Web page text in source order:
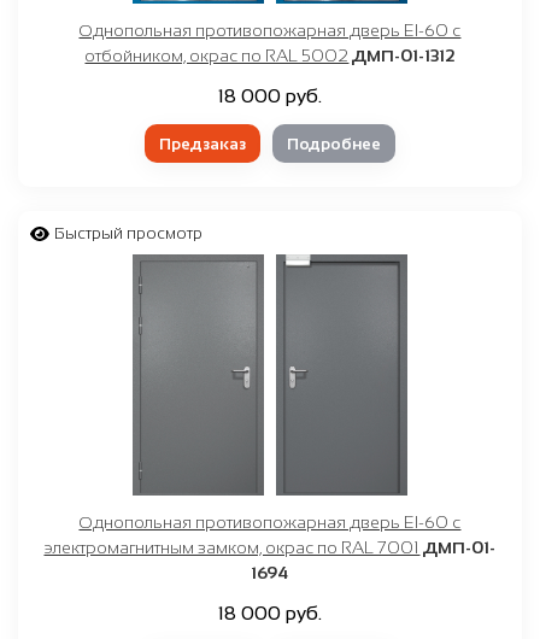
Однопольная противопожарная дверь EI-60 с
отбойником, окрас по RAL 5002 ДМП-01-1312
18 000 руб.
Предзаказ Подробнее
Быстрый просмотр
Однопольная противопожарная дверь EI-60 с
электромагнитным замком, окрас по RAL 7001 ДМП-01-
1694
18 000 руб.